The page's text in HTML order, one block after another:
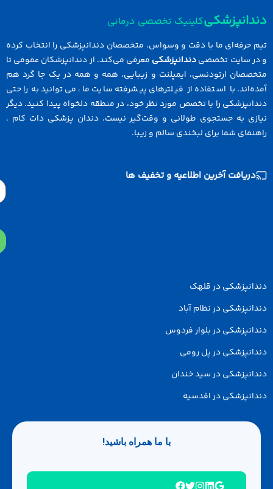
کلینیک تخصصی درمانی
حرفه‌ای ما با دقت و وسواس، متخصصان دندانپزشکی را انتخاب کرده
سایت تخصصیدندانپزشکیمعرفی می‌کند. از دندانپزشکان عمومی تا
ارتودنسی، ایمپلنت و زیبایی، همه و همه در یک جا گرد هم
با استفاده از فیلترهای پیشرفته سایت ما، می‌توانید به راحتی
را با تخصص مورد نظر خود، در منطقه دلخواه پیدا کنید. دیگر
به جستجوی طولانی و وقت‌گیر نیست. دندان پزشکی دات کام ،
شما برای لبخندی سالم و زیبا.
دریافت آخرین اطلاعیه و تخفیف ها
در قلهک
در نظام آباد
در بلوار فردوس
در پل رومی
در سید خندان
در اقدسیه
با ما همراه باشید!